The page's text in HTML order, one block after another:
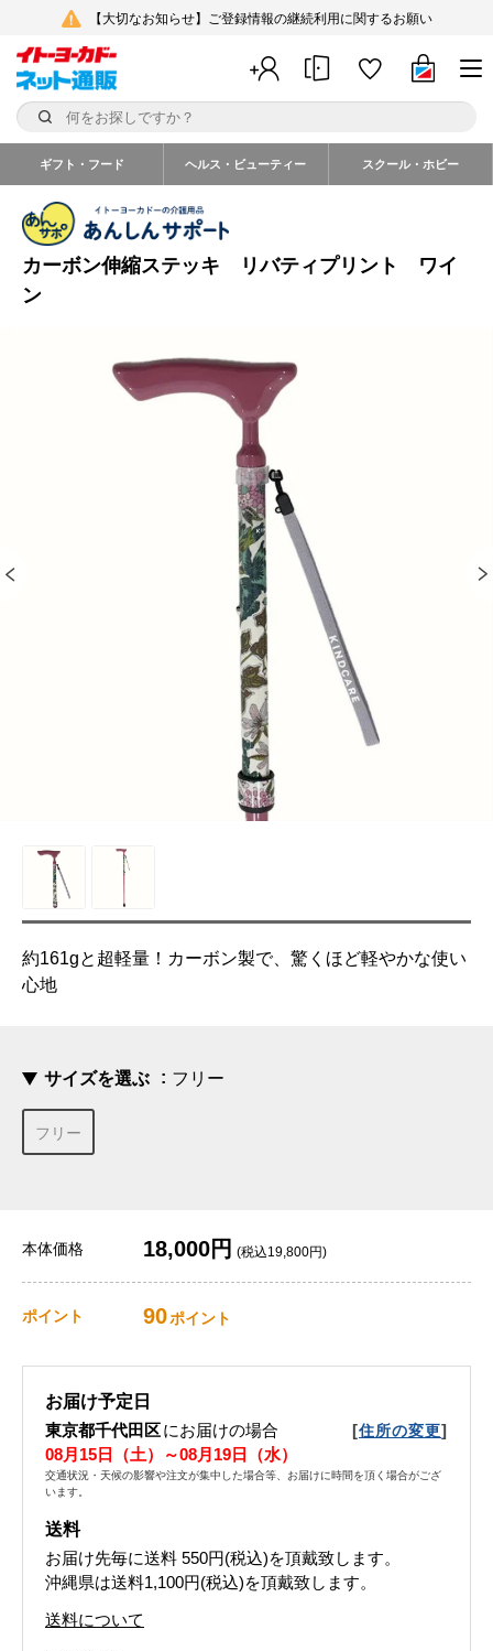
【大切なお知らせ】ご登録情報の継続利用に関するお願い
ギフト・フード ヘルス・ビューティー スクール・ホビー
カーボン伸縮ステッキ リバティプリント ワイ
ン
約161gと超軽量！カーボン製で、驚くほど軽やかな使い
心地
サイズを選ぶ フリー
フリー
本体価格 18,000円 (税込19,800円)
ポイント 90ポイント
お届け予定日
東京都千代田区にお届けの場合 [住所の変更]
08月15日（土）～08月19日（水）
交通状況・天候の影響や注文が集中した場合等、お届けに時間を頂く場合がござ
います。
送料
お届け先毎に送料 550円(税込)を頂戴致します。
沖縄県は送料1,100円(税込)を頂戴致します。
送料について